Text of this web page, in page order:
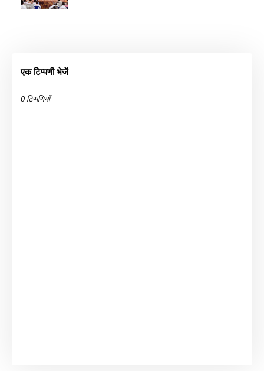
एक टिप्पणी भेजें
0 टिप्पणियाँ